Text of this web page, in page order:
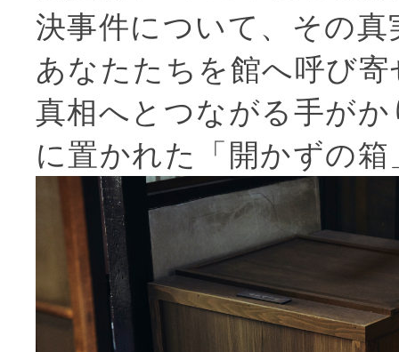
決事件について、その
あなたたちを館へ呼び
真相へとつながる手が
に置かれた「開かずの箱